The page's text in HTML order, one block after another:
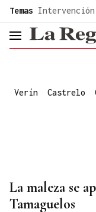
common.go-to-content
Temas Intervención
header.menu.open
Verín Castrelo
La maleza se
Tamaguelos